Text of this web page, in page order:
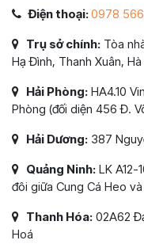
Điện thoại:0978
Trụ sở chính: Tòa
Hạ Đình, Thanh Xuân,
Hải Phòng: HA4.10
Phòng (đối diện 456 Đ.
Hải Dương: 387
Quảng Ninh: LK A12-
đôi giữa Cung Cá Heo
Thanh Hóa: 02A62
Hoá